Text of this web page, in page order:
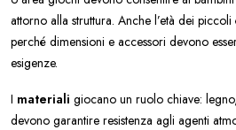
attorno alla struttura. Anche l’età dei
perché dimensioni e accessori devono
esigenze.
I materiali giocano un ruolo chiave:
devono garantire resistenza agli agenti